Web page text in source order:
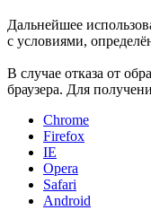
Дальнейшее
с условиями,
В случае отказа от
браузера. Для
Chrome
Firefox
IE
Opera
Safari
Android